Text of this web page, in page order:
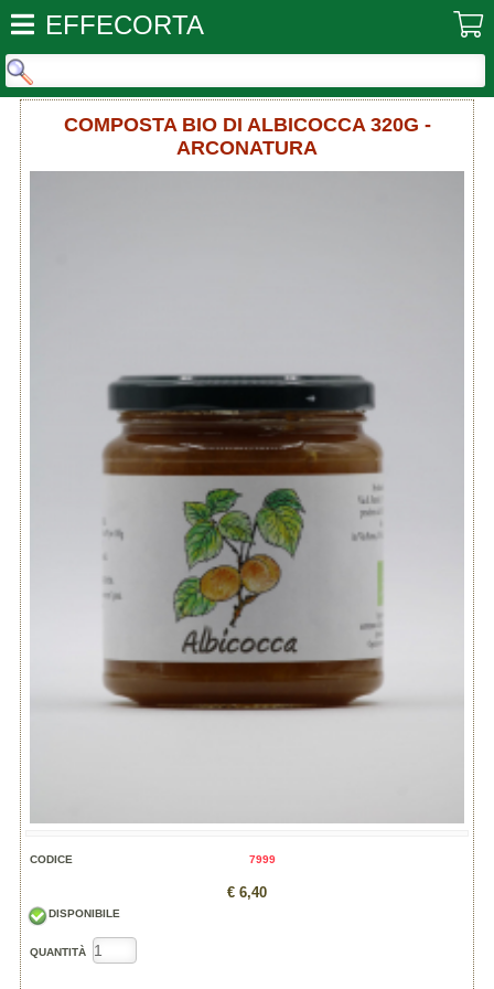
EFFECORTA
COMPOSTA BIO DI ALBICOCCA 320G -
ARCONATURA
CODICE 7999
€ 6,40
DISPONIBILE
QUANTITÀ